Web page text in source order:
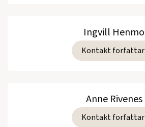
Ingvill Henmo
Kontakt
Anne Rivenes
Kontakt